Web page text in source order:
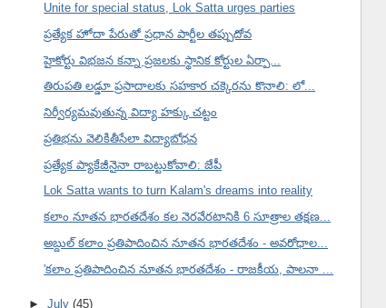
Unite for special status, Lok Satta urges parties
ప్రత్యేక హోదా పేరుతో ప్రధాన పార్టీల తప్పుదోవ
హైకోర్టు విభజన కన్నా ప్రజలకు స్థానిక కోర్టుల ఏర్పా...
తిరుపతి లడ్డూ ప్రసాదాలకు సహకార చక్కెరను కొనాలి: లో...
నిర్వీర్యమవుతున్న విద్యా హక్కు చట్టం
ప్రతిభను వెలికితీసేలా విద్యాబోధన
ప్రత్యేక ప్యాకేజీనైనా రాబట్టుకోవాలి: జేపీ
Lok Satta wants to turn Kalam's dreams into reality
కలాం నూతన భారతదేశం కల నెరవేరటానికి 6 సూత్రాల తక్షణ...
అబ్దుల్ కలాం ప్రతిపాదించిన నూతన భారతదేశం - అవరోధాల...
'కలాం ప్రతిపాదించిన నూతన భారతదేశం - రాజకీయ, పాలనా ...
►July(45)